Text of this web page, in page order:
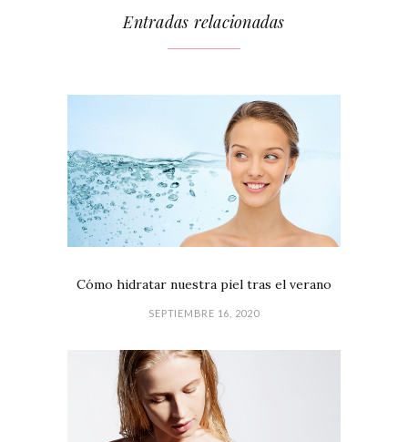
Entradas relacionadas
Cómo hidratar nuestra piel tras el verano
SEPTIEMBRE 16, 2020